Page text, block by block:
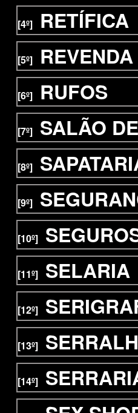
[4º] RETÍFICA
[5º]
[6º] RUFOS
[7º] SALÃO
[8º]
[9º]
[10º]
[11º] SELARIA
[12º]
[13º]
[14º]